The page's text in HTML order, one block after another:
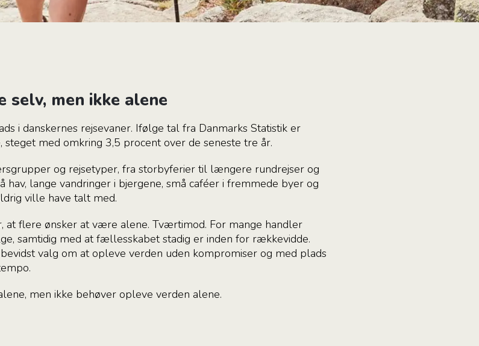
selv, men ikke alene
i danskernes rejsevaner. Ifølge tal fra Danmarks Statistik er
steget med omkring 3,5 procent over de seneste tre år.
og rejsetyper, fra storbyferier til længere rundrejser og
hav, lange vandringer i bjergene, små caféer i fremmede byer og
ville have talt med.
at flere ønsker at være alene. Tværtimod. For mange handler
samtidig med at fællesskabet stadig er inden for rækkevidde.
valg om at opleve verden uden kompromiser og med plads
men ikke behøver opleve verden alene.